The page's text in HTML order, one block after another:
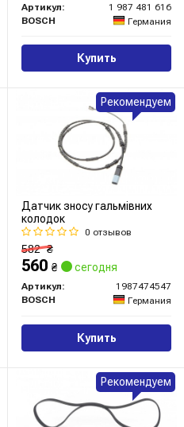
Артикул:
1 987 481 616
BOSCH
Германия
Купить
Датчик зносу гальмівних
колодок
0 отзывов
582₴
560 ₴ сегодня
Артикул:
1987474547
BOSCH
Германия
Купить
Рекомендуем
Рекомендуем